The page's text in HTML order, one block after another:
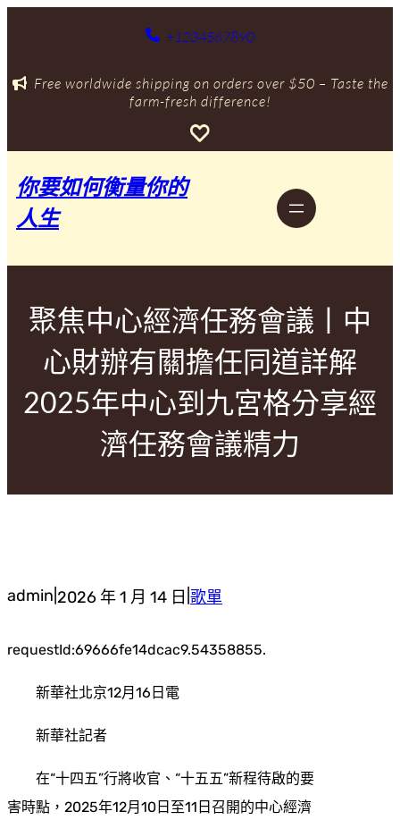
內
+1234567890
Free worldwide shipping on orders over $50 – Taste the
farm-fresh difference!
你要如何衡量你的
人生
聚焦中心經濟任務會議丨中
心財辦有關擔任同道詳解
2025年中心到九宮格分享經
濟任務會議精力
admin 2026 年 1 月 14 日 歌單
requestId:69666fe14dcac9.54358855.
新華社北京12月16日電
新華社記者
在“十四五”行將收官、“十五五”新程待啟的要
害時點，2025年12月10日至11日召開的中心經濟